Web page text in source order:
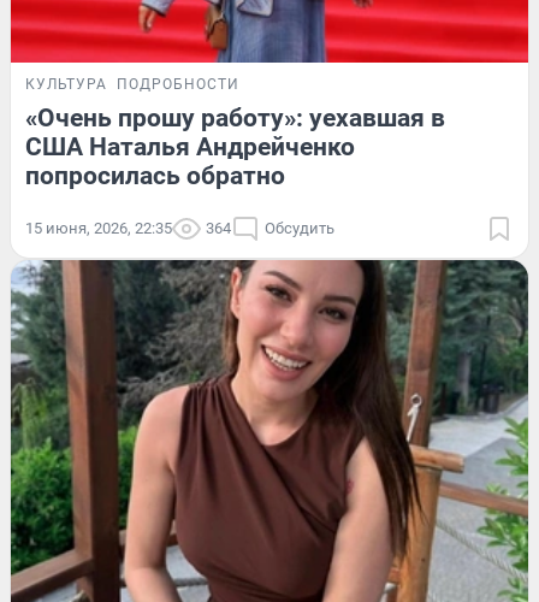
КУЛЬТУРА ПОДРОБНОСТИ
«Очень прошу работу»: уехавшая в
США Наталья Андрейченко
попросилась обратно
15 июня, 2026, 22:35 364 Обсудить